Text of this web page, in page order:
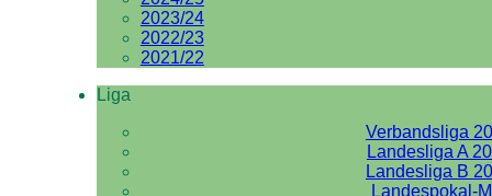
2023/24
2022/23
2021/22
Liga
Verbandsliga
Landesliga A
Landesliga B
Landespokal-